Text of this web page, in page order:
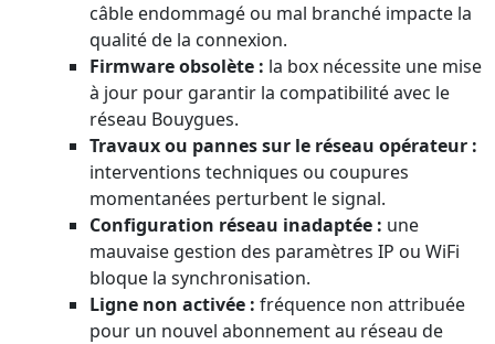
câble endommagé ou mal branché impacte la
qualité de la connexion.
Firmware obsolète : la box nécessite une mise
à jour pour garantir la compatibilité avec le
réseau Bouygues.
Travaux ou pannes sur le réseau opérateur :
interventions techniques ou coupures
momentanées perturbent le signal.
Configuration réseau inadaptée : une
mauvaise gestion des paramètres IP ou WiFi
bloque la synchronisation.
Ligne non activée : fréquence non attribuée
pour un nouvel abonnement au réseau de